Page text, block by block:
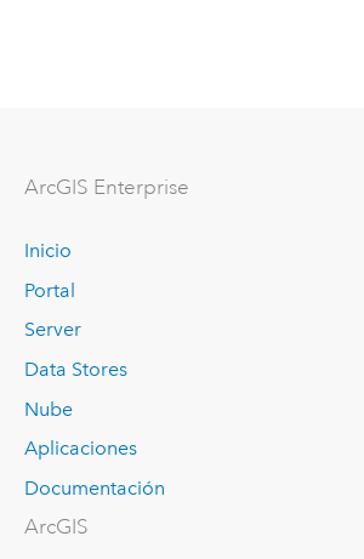
ArcGIS Enterprise
Inicio
Portal
Server
Data Stores
Nube
Aplicaciones
Documentación
ArcGIS